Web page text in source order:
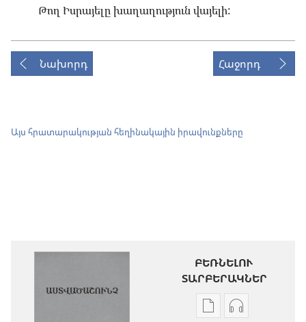
Թող Իսրայելը խաղաղություն վայելի:
Նախորդ Հաջորդ
Այս հրատարակության հեղինակային իրավունքները
ԲԵՌՆԵԼՈՒ
ՏԱՐԲԵՐԱԿՆԵՐ
Թվային